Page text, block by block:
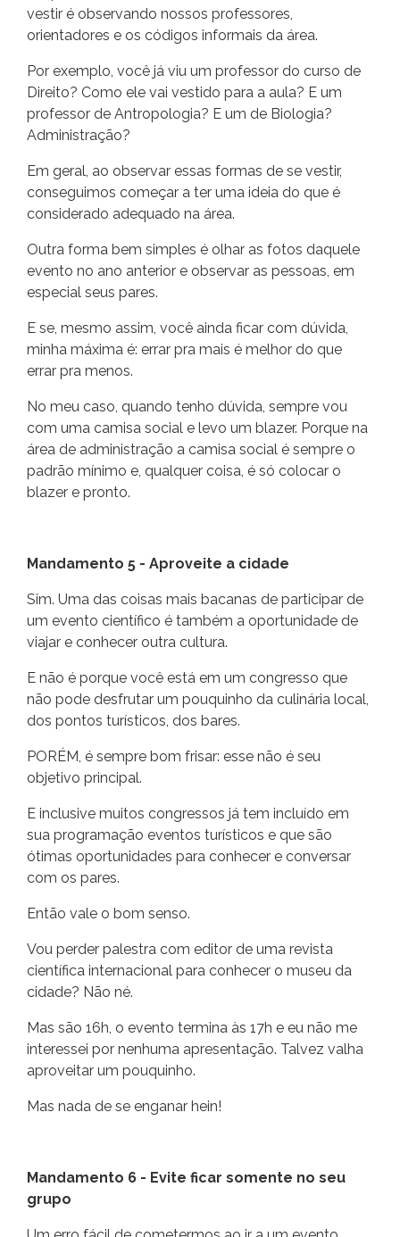
vestir é observando nossos professores,
orientadores e os códigos informais da área.
Por exemplo, você já viu um professor do curso de
Direito? Como ele vai vestido para a aula? E um
professor de Antropologia? E um de Biologia?
Administração?
Em geral, ao observar essas formas de se vestir,
conseguimos começar a ter uma ideia do que é
considerado adequado na área.
Outra forma bem simples é olhar as fotos daquele
evento no ano anterior e observar as pessoas, em
especial seus pares.
E se, mesmo assim, você ainda ficar com dúvida,
minha máxima é: errar pra mais é melhor do que
errar pra menos.
No meu caso, quando tenho dúvida, sempre vou
com uma camisa social e levo um blazer. Porque na
área de administração a camisa social é sempre o
padrão mínimo e, qualquer coisa, é só colocar o
blazer e pronto.
Mandamento 5 - Aproveite a cidade
Sim. Uma das coisas mais bacanas de participar de
um evento científico é também a oportunidade de
viajar e conhecer outra cultura.
E não é porque você está em um congresso que
não pode desfrutar um pouquinho da culinária local,
dos pontos turísticos, dos bares.
PORÉM, é sempre bom frisar: esse não é seu
objetivo principal.
E inclusive muitos congressos já tem incluído em
sua programação eventos turísticos e que são
ótimas oportunidades para conhecer e conversar
com os pares.
Então vale o bom senso.
Vou perder palestra com editor de uma revista
científica internacional para conhecer o museu da
cidade? Não né.
Mas são 16h, o evento termina às 17h e eu não me
interessei por nenhuma apresentação. Talvez valha
aproveitar um pouquinho.
Mas nada de se enganar hein!
Mandamento 6 - Evite ficar somente no seu
grupo